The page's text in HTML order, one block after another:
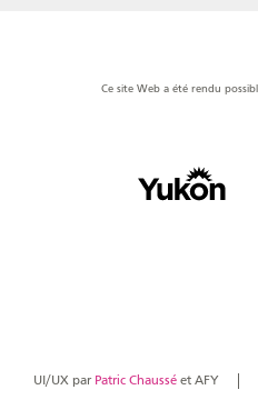
Ce site Web a été rendu
UI/UX par Patric Chausséet AFY